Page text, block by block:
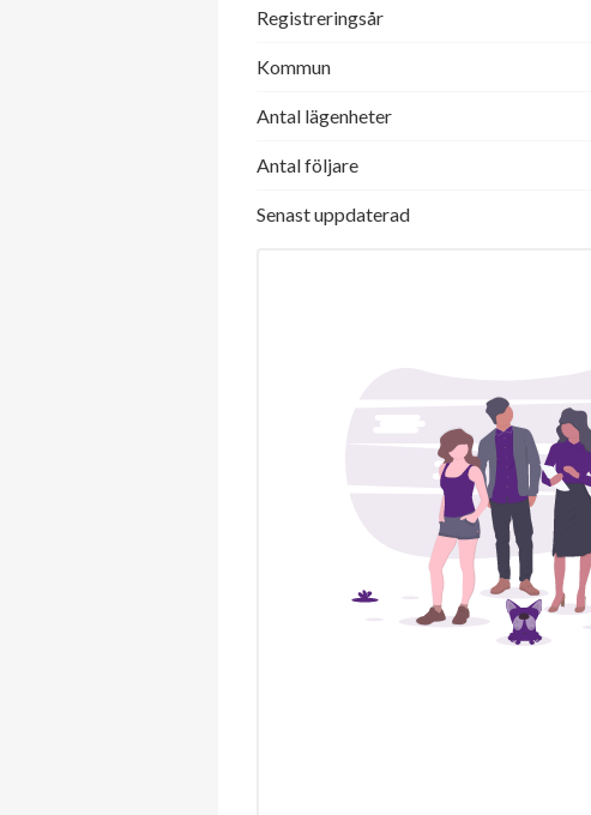
Registreringsår
Kommun
Antal lägenheter
Antal följare
Senast uppdaterad